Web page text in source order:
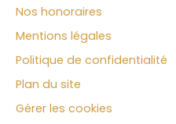
Nos honoraires
Mentions légales
Politique de confidentialité
Plan du site
Gérer les cookies